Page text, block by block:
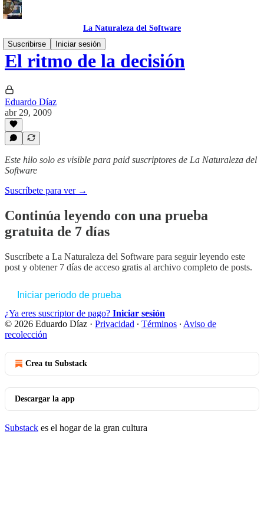
La Naturaleza del Software
Suscribirse
Iniciar sesión
El ritmo de la decisión
Eduardo Díaz
abr 29, 2009
Este hilo solo es visible para paid suscriptores de La Naturaleza del
Software
Suscríbete para ver →
Continúa leyendo con una prueba
gratuita de 7 días
Suscríbete a La Naturaleza del Software para seguir leyendo este
post y obtener 7 días de acceso gratis al archivo completo de posts.
Iniciar periodo de prueba
¿Ya eres suscriptor de pago? Iniciar sesión
© 2026 Eduardo Díaz · Privacidad ∙ Términos ∙ Aviso de
recolección
Crea tu Substack
Descargar la app
Substack es el hogar de la gran cultura